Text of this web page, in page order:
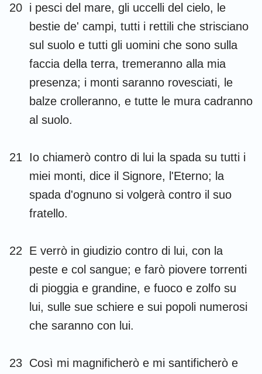
20 i pesci del mare, gli uccelli del cielo, le
bestie de' campi, tutti i rettili che strisciano
sul suolo e tutti gli uomini che sono sulla
faccia della terra, tremeranno alla mia
presenza; i monti saranno rovesciati, le
balze crolleranno, e tutte le mura cadranno
al suolo.
21
Io chiamerò contro di lui la spada su tutti i
miei monti, dice il Signore, l'Eterno; la
spada d'ognuno si volgerà contro il suo
fratello.
22
E verrò in giudizio contro di lui, con la
peste e col sangue; e farò piovere torrenti
di pioggia e grandine, e fuoco e zolfo su
lui, sulle sue schiere e sui popoli numerosi
che saranno con lui.
23 Così mi magnificherò e mi santificherò e